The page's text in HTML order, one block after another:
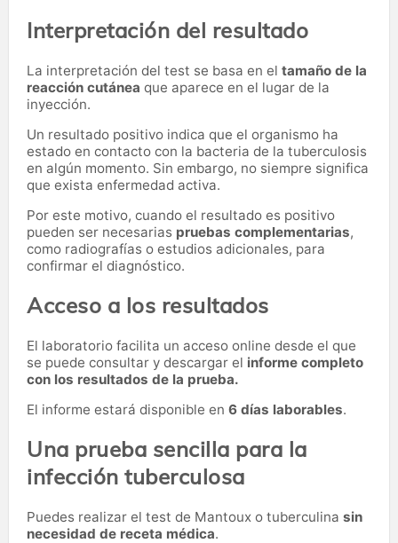
Interpretación del resultado
La interpretación del test se basa en el tamaño de la
reacción cutánea que aparece en el lugar de la
inyección.
Un resultado positivo indica que el organismo ha
estado en contacto con la bacteria de la tuberculosis
en algún momento. Sin embargo, no siempre significa
que exista enfermedad activa.
Por este motivo, cuando el resultado es positivo
pueden ser necesarias pruebas complementarias,
como radiografías o estudios adicionales, para
confirmar el diagnóstico.
Acceso a los resultados
El laboratorio facilita un acceso online desde el que
se puede consultar y descargar el informe completo
con los resultados de la prueba.
El informe estará disponible en 6 días laborables.
Una prueba sencilla para la
infección tuberculosa
Puedes realizar el test de Mantoux o tuberculina sin
necesidad de receta médica.